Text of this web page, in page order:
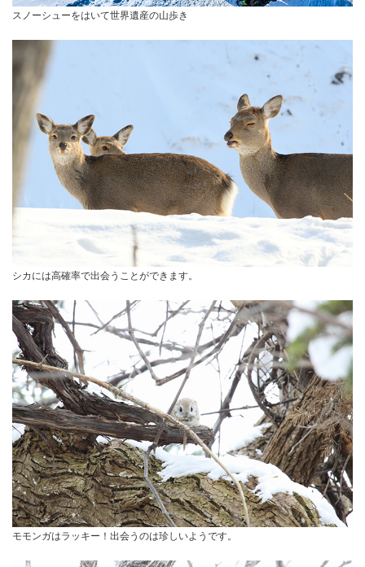
スノーシューをはいて世界遺産の山歩き
シカには高確率で出会うことができます。
モモンガはラッキー！出会うのは珍しいようです。